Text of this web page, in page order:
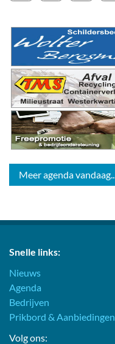
Meer agenda vandaag...
Snelle links:
Nieuws
Agenda
Bedrijven
Prikbord & Aanbiedingen
Volg ons: